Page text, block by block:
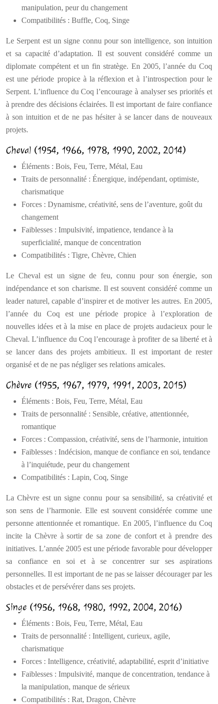
manipulation, peur du changement
Compatibilités : Buffle, Coq, Singe
Le Serpent est un signe connu pour son intelligence, son intuition
et sa capacité d’adaptation. Il est souvent considéré comme un
diplomate compétent et un fin stratège. En 2005, l’année du Coq
est une période propice à la réflexion et à l’introspection pour le
Serpent. L’influence du Coq l’encourage à analyser ses priorités et
à prendre des décisions éclairées. Il est important de faire confiance
à son intuition et de ne pas hésiter à se lancer dans de nouveaux
projets.
Cheval (1954, 1966, 1978, 1990, 2002, 2014)
Éléments : Bois, Feu, Terre, Métal, Eau
Traits de personnalité : Énergique, indépendant, optimiste,
charismatique
Forces : Dynamisme, créativité, sens de l’aventure, goût du
changement
Faiblesses : Impulsivité, impatience, tendance à la
superficialité, manque de concentration
Compatibilités : Tigre, Chèvre, Chien
Le Cheval est un signe de feu, connu pour son énergie, son
indépendance et son charisme. Il est souvent considéré comme un
leader naturel, capable d’inspirer et de motiver les autres. En 2005,
l’année du Coq est une période propice à l’exploration de
nouvelles idées et à la mise en place de projets audacieux pour le
Cheval. L’influence du Coq l’encourage à profiter de sa liberté et à
se lancer dans des projets ambitieux. Il est important de rester
organisé et de ne pas négliger ses relations amicales.
Chèvre (1955, 1967, 1979, 1991, 2003, 2015)
Éléments : Bois, Feu, Terre, Métal, Eau
Traits de personnalité : Sensible, créative, attentionnée,
romantique
Forces : Compassion, créativité, sens de l’harmonie, intuition
Faiblesses : Indécision, manque de confiance en soi, tendance
à l’inquiétude, peur du changement
Compatibilités : Lapin, Coq, Singe
La Chèvre est un signe connu pour sa sensibilité, sa créativité et
son sens de l’harmonie. Elle est souvent considérée comme une
personne attentionnée et romantique. En 2005, l’influence du Coq
incite la Chèvre à sortir de sa zone de confort et à prendre des
initiatives. L’année 2005 est une période favorable pour développer
sa confiance en soi et à se concentrer sur ses aspirations
personnelles. Il est important de ne pas se laisser décourager par les
obstacles et de persévérer dans ses projets.
Singe (1956, 1968, 1980, 1992, 2004, 2016)
Éléments : Bois, Feu, Terre, Métal, Eau
Traits de personnalité : Intelligent, curieux, agile,
charismatique
Forces : Intelligence, créativité, adaptabilité, esprit d’initiative
Faiblesses : Impulsivité, manque de concentration, tendance à
la manipulation, manque de sérieux
Compatibilités : Rat, Dragon, Chèvre